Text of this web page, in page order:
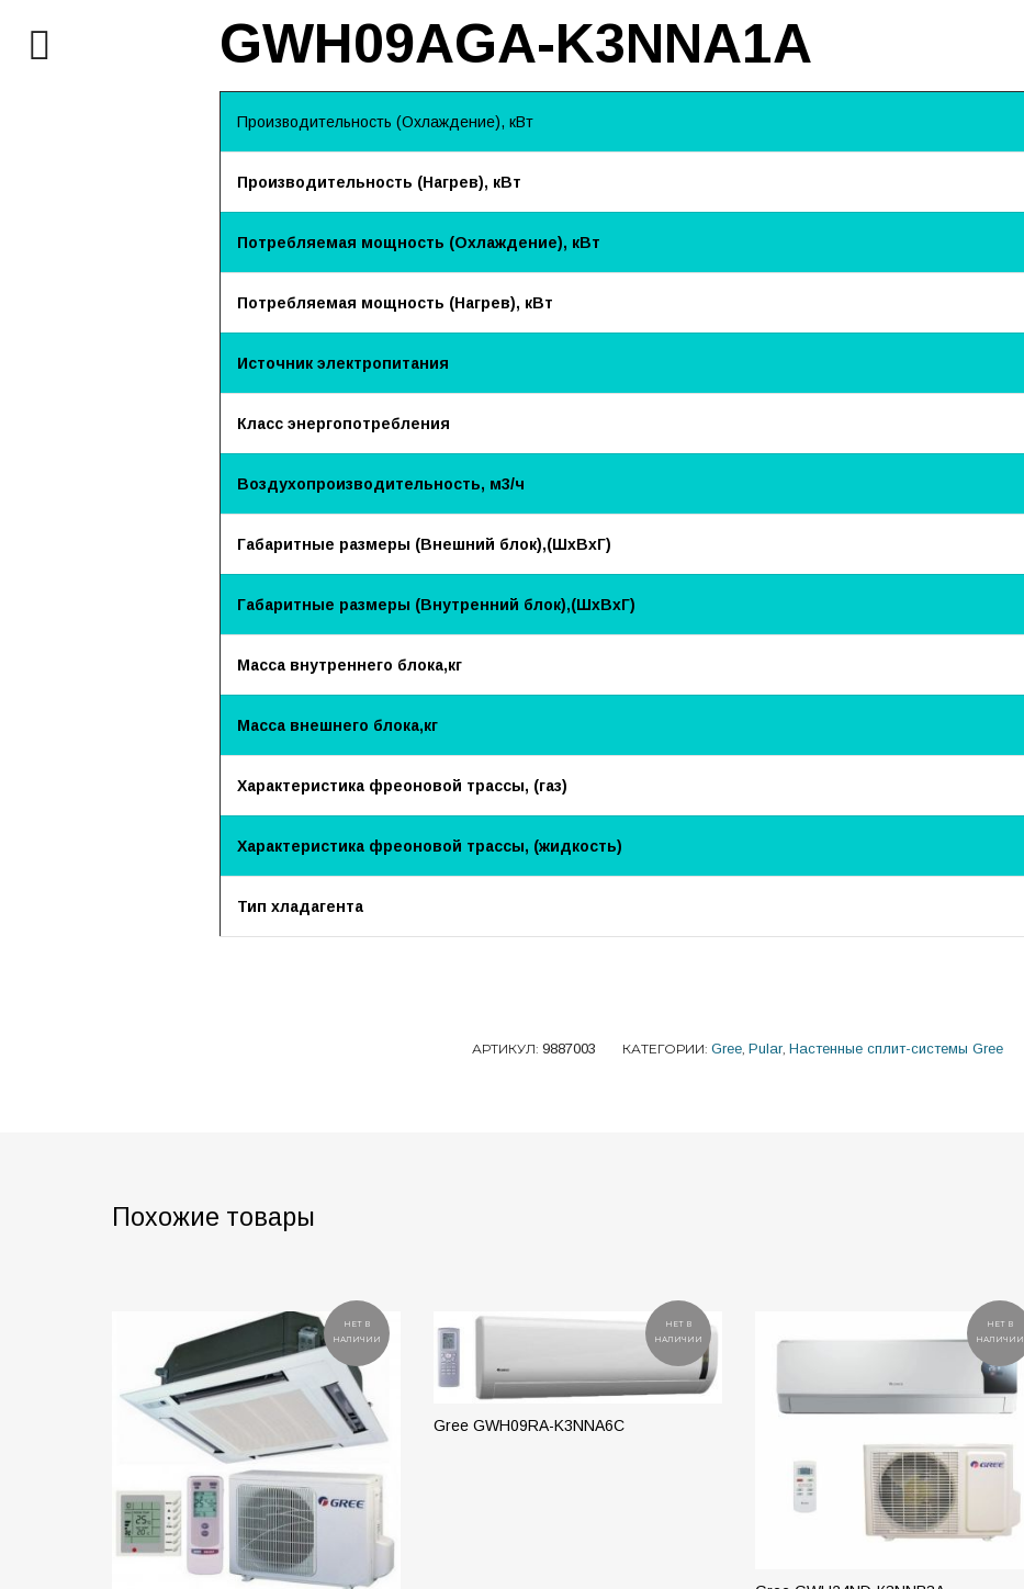
GWH09AGA-K3NNA1A
Производительность (Охлаждение), кВт
Производительность (Нагрев), кВт
Потребляемая мощность (Охлаждение), кВт
Потребляемая мощность (Нагрев), кВт
Источник электропитания
Класс энергопотребления
Воздухопроизводительность, м3/ч
Габаритные размеры (Внешний блок),(ШхВхГ)
Габаритные размеры (Внутренний блок),(ШхВхГ)
Масса внутреннего блока,кг
Масса внешнего блока,кг
Характеристика фреоновой трассы, (газ)
Характеристика фреоновой трассы, (жидкость)
Тип хладагента
АРТИКУЛ: 9887003 КАТЕГОРИИ: Gree, Pular, Настенные сплит-системы Gree
Похожие товары
НЕТ В
НАЛИЧИИ
НЕТ В
НАЛИЧИИ
Gree GWH09RA-K3NNA6С
НЕТ В
НАЛИЧИИ